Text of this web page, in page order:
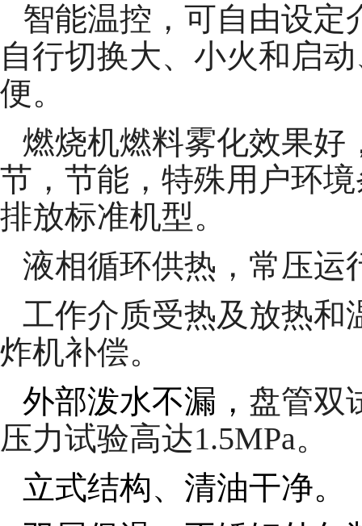
智能温控，可自由设定
自行切换大、小火和启
便。
燃烧机燃料雾化效果好
节，节能，特殊用户环
排放标准机型。
液相循环供热，常压运
工作介质受热及放热和
炸机补偿。
外部泼水不漏， 盘管双
压力试验高达1.5MPa。
立式结构、清油干净。